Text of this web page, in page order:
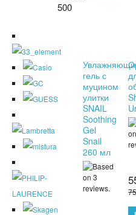
500
гель с
муцином
улитки
SNAIL
Soothing
Gel
Snail
260 мл